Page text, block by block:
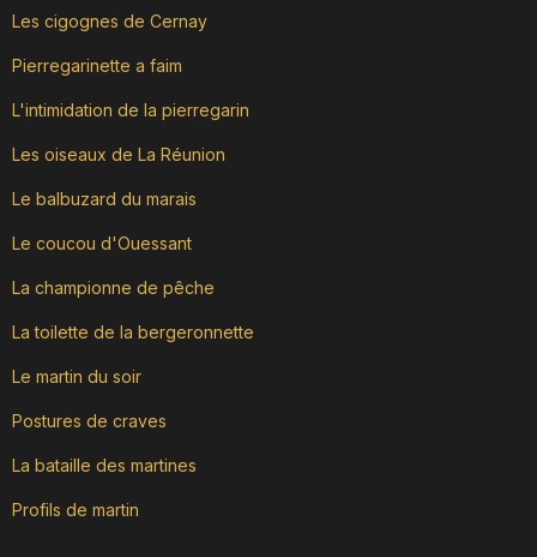
Les cigognes de Cernay
Pierregarinette a faim
L'intimidation de la pierregarin
Les oiseaux de La Réunion
Le balbuzard du marais
Le coucou d'Ouessant
La championne de pêche
La toilette de la bergeronnette
Le martin du soir
Postures de craves
La bataille des martines
Profils de martin